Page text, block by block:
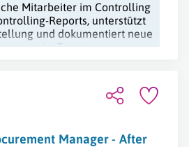
Mitarbeiter im Controlling
Reports, unterstützt
und dokumentiert neue
im Team.
Manager - After